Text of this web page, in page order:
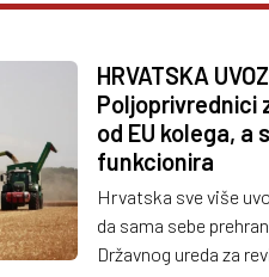
HRVATSKA
Poljoprivrednici
od EU kolega, a
funkcionira
Hrvatska sve više
da sama sebe
Državnog ureda za